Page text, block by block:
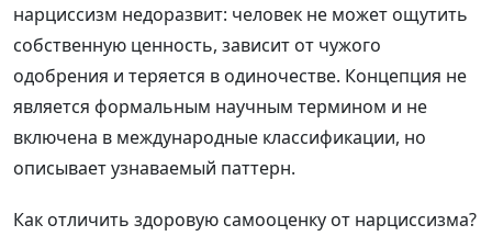
нарциссизм недоразвит: человек не может ощутить
собственную ценность, зависит от чужого
одобрения и теряется в одиночестве. Концепция не
является формальным научным термином и не
включена в международные классификации, но
описывает узнаваемый паттерн.
Как отличить здоровую самооценку от нарциссизма?